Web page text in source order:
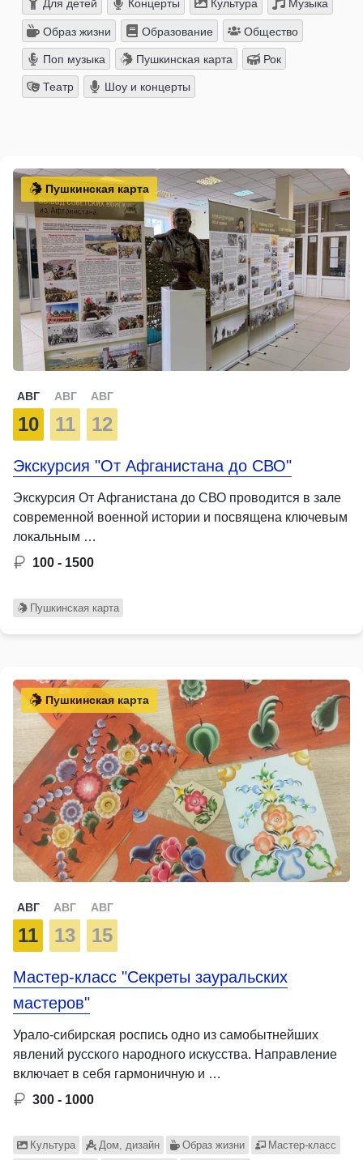
Для детей Концерты Культура Музыка
Образ жизни Образование Общество
Поп музыка Пушкинская карта Рок
Театр Шоу и концерты
Пушкинская карта
АВГ
10
АВГ
11
АВГ
12
Экскурсия "От Афганистана до СВО"
Экскурсия От Афганистана до СВО проводится в зале
современной военной истории и посвящена ключевым
локальным …
100 - 1500
Пушкинская карта
Пушкинская карта
АВГ
11
АВГ
13
АВГ
15
Мастер-класс "Секреты зауральских
мастеров"
Урало-сибирская роспись одно из самобытнейших
явлений русского народного искусства. Направление
включает в себя гармоничную и …
300 - 1000
Культура Дом, дизайн Образ жизни
Мастер-класс